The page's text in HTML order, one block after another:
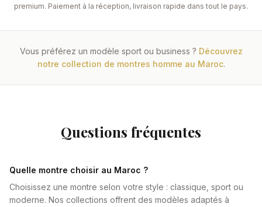
premium. Paiement à la réception, livraison rapide dans tout le pays.
Vous préférez un modèle sport ou business ? Découvrez
notre collection de montres homme au Maroc.
Questions fréquentes
Quelle montre choisir au Maroc ?
Choisissez une montre selon votre style : classique, sport ou
moderne. Nos collections offrent des modèles adaptés à